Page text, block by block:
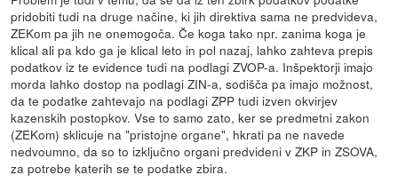
pridobiti tudi na druge načine, ki jih direktiva sama ne predvideva,
ZEKom pa jih ne onemogoča. Če koga tako npr. zanima koga je
klical ali pa kdo ga je klical leto in pol nazaj, lahko zahteva prepis
podatkov iz te evidence tudi na podlagi ZVOP-a. Inšpektorji imajo
morda lahko dostop na podlagi ZIN-a, sodišča pa imajo možnost,
da te podatke zahtevajo na podlagi ZPP tudi izven okvirjev
kazenskih postopkov. Vse to samo zato, ker se predmetni zakon
(ZEKom) sklicuje na "pristojne organe", hkrati pa ne navede
nedvoumno, da so to izključno organi predvideni v ZKP in ZSOVA,
za potrebe katerih se te podatke zbira.